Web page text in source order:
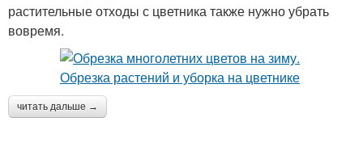
растительные отходы с цветника также нужно убрать
вовремя.
читать дальше →